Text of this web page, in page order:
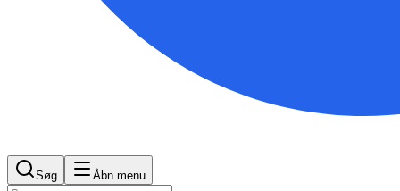
Søg Åbn menu